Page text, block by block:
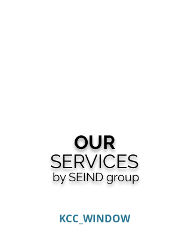
OUR
SERVICES
by SEIND group
KCC_WINDOW